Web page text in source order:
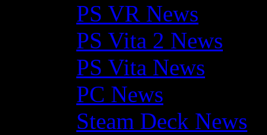
PS VR News
PS Vita 2 News
PS Vita News
PC News
Steam Deck News